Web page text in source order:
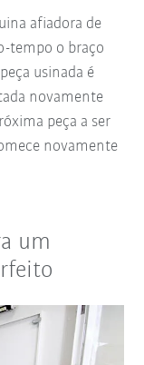
afiadora de
tempo o braço
usinada é
novamente
peça a ser
novamente
um